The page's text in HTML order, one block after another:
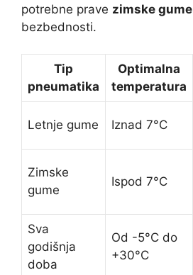
potrebne prave zimske gume
bezbednosti.
Tip
pneumatika
Optimalna
temperatura
Letnje gume Iznad 7°C
Zimske
gume
Ispod 7°C
Sva
godišnja
doba
Od -5°C do
+30°C